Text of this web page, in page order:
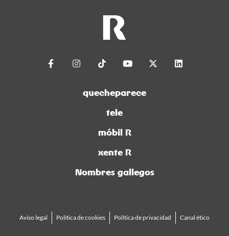
quecheparece
tele
móbil R
xente R
Nombres gallegos
Aviso legal Política de cookies Política de privacidad Canal ético